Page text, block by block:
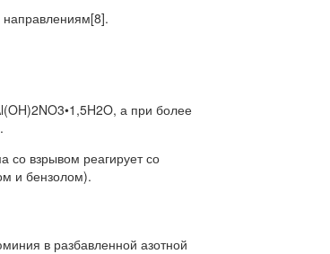
а при более
со взрывом реагирует со
и бензолом).
в разбавленной азотной